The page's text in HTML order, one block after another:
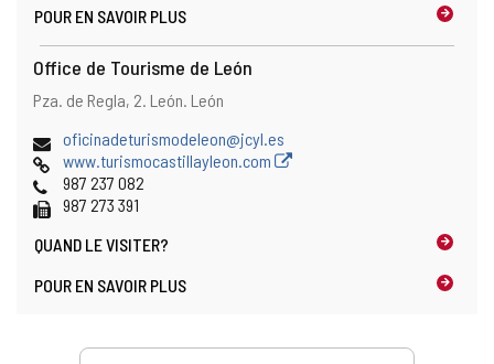
POUR EN SAVOIR PLUS
Office de Tourisme de León
Adresse
Adresse
Pza. de Regla, 2. León. León
Adresse
de
courrier
électronique
oficinadeturismodeleon@jcyl.es
Page
Web
www.turismocastillayleon.com
Téléphones
987 237 082
Fax 987 273 391
QUAND LEVISITER?
POUR EN SAVOIR PLUS
Prestations